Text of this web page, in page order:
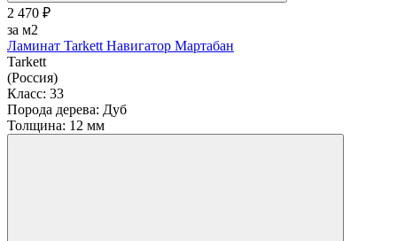
2 470 ₽
за м2
Ламинат Tarkett Навигатор Мартабан
Tarkett
(Россия)
Класс: 33
Порода дерева: Дуб
Толщина: 12 мм